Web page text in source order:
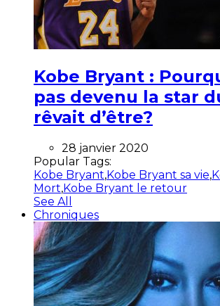
Kobe Bryant :
pas devenu la star
rêvait d’être?
28 janvier 2020
Popular Tags:
Kobe Bryant,Kobe Bryant sa vie,
Mort,Kobe Bryant le retour
See All
Chroniques